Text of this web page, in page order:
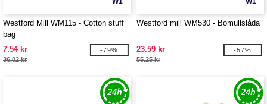
Westford Mill WM115 - Cotton stuff
bag
7.54 kr
36.02 kr
-79%
Westford mill WM530 - Bomullslåda
23.59 kr
55.25 kr
-57%